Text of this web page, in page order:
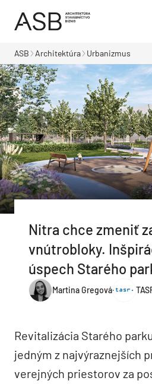
ASB Architektúra Urbanizmus
Nitra chce zmeniť
vnútrobloky.
úspech Starého
Martina Gregová
Revitalizácia Starého
jedným z najvýraznejších
verejných priestorov za